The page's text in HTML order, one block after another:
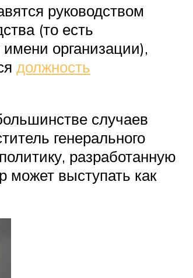
руководством
(то есть
организации),
должность
случаев
генерального
разработанную
может выступать как